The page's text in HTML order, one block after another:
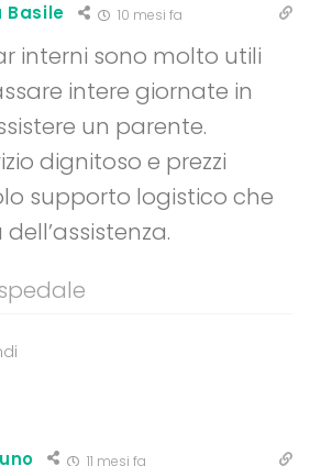
Basile 10 mesi fa
interni sono molto utili
intere giornate in
un parente.
dignitoso e prezzi
supporto logistico che
11 mesi fa